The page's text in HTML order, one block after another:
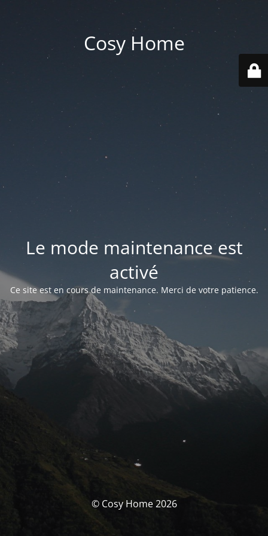
Cosy Home
Le mode maintenance est
activé
Ce site est en cours de maintenance. Merci de votre patience.
© Cosy Home 2026